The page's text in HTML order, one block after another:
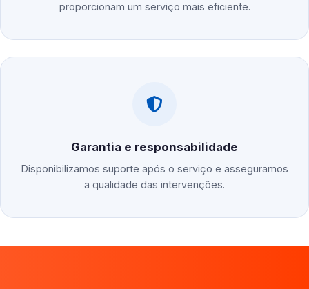
proporcionam um serviço mais eficiente.
Garantia e responsabilidade
Disponibilizamos suporte após o serviço e asseguramos
a qualidade das intervenções.